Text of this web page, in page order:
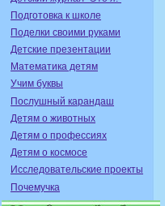
Подготовка к школе
Поделки своими руками
Детские презентации
Математика детям
Учим буквы
Послушный карандаш
Детям о животных
Детям о профессиях
Детям о космосе
Исследовательские проекты
Почемучка